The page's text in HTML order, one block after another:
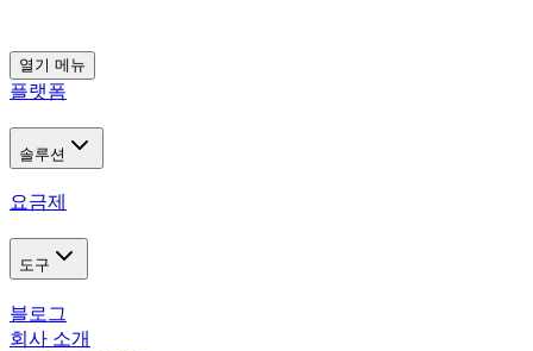
열기 메뉴
플랫폼
솔루션
요금제
도구
블로그
회사 소개